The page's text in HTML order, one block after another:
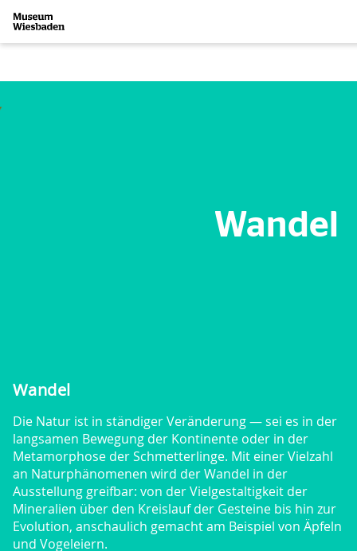
Zur Startseite
Wandel
Wandel
Die Natur ist in ständiger Veränderung — sei es in der
langsamen Bewegung der Kontinente oder in der
Metamorphose der Schmetterlinge. Mit einer Vielzahl
an Naturphänomenen wird der Wandel in der
Ausstellung greifbar: von der Vielgestaltigkeit der
Mineralien über den Kreislauf der Gesteine bis hin zur
Evolution, anschaulich gemacht am Beispiel von Äpfeln
und Vogeleiern.